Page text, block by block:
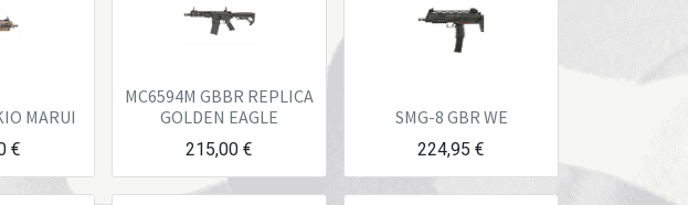
MARUI
€
MC6594M GBBR REPLICA
GOLDEN EAGLE
215,00 €
SMG-8 GBR WE
224,95 €